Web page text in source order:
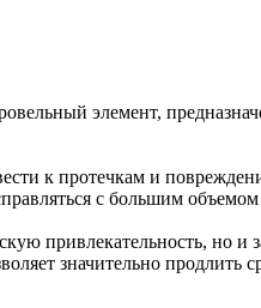
элемент,
к протечкам и
с большим
привлекательность, но и
значительно продлить